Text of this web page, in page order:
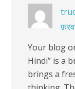
Your blog
Hindi” is a
brings a